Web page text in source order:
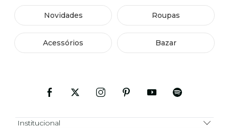
Novidades Roupas
Acessórios Bazar
Institucional